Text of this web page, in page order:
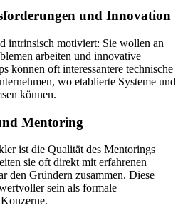
und Innovation
intrinsisch motiviert: Sie wollen an
arbeiten und innovative
können oft interessantere technische
wo etablierte Systeme und
können.
Mentoring
ist die Qualität des Mentorings
sie oft direkt mit erfahrenen
den Gründern zusammen. Diese
sein als formale